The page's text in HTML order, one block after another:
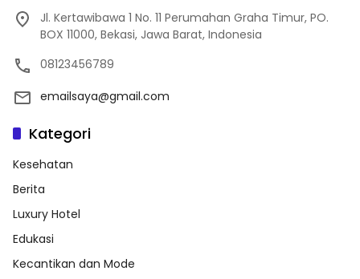
Jl. Kertawibawa 1 No. 11 Perumahan Graha Timur, PO.
BOX 11000, Bekasi, Jawa Barat, Indonesia
08123456789
emailsaya@gmail.com
Kategori
Kesehatan
Berita
Luxury Hotel
Edukasi
Kecantikan dan Mode